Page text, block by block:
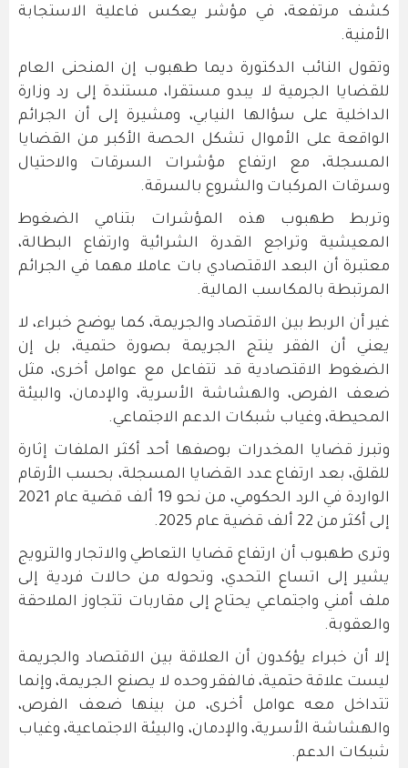
كشف مرتفعة، في مؤشر يعكس فاعلية الاستجابة
الأمنية.
وتقول النائب الدكتورة ديما طهبوب إن المنحنى العام
للقضايا الجرمية لا يبدو مستقرا، مستندة إلى رد وزارة
الداخلية على سؤالها النيابي، ومشيرة إلى أن الجرائم
الواقعة على الأموال تشكل الحصة الأكبر من القضايا
المسجلة، مع ارتفاع مؤشرات السرقات والاحتيال
وسرقات المركبات والشروع بالسرقة.
وتربط طهبوب هذه المؤشرات بتنامي الضغوط
المعيشية وتراجع القدرة الشرائية وارتفاع البطالة،
معتبرة أن البعد الاقتصادي بات عاملا مهما في الجرائم
المرتبطة بالمكاسب المالية.
غير أن الربط بين الاقتصاد والجريمة، كما يوضح خبراء، لا
يعني أن الفقر ينتج الجريمة بصورة حتمية، بل إن
الضغوط الاقتصادية قد تتفاعل مع عوامل أخرى، مثل
ضعف الفرص، والهشاشة الأسرية، والإدمان، والبيئة
المحيطة، وغياب شبكات الدعم الاجتماعي.
وتبرز قضايا المخدرات بوصفها أحد أكثر الملفات إثارة
للقلق، بعد ارتفاع عدد القضايا المسجلة، بحسب الأرقام
الواردة في الرد الحكومي، من نحو 19 ألف قضية عام 2021
إلى أكثر من 22 ألف قضية عام 2025.
وترى طهبوب أن ارتفاع قضايا التعاطي والاتجار والترويج
يشير إلى اتساع التحدي، وتحوله من حالات فردية إلى
ملف أمني واجتماعي يحتاج إلى مقاربات تتجاوز الملاحقة
والعقوبة.
إلا أن خبراء يؤكدون أن العلاقة بين الاقتصاد والجريمة
ليست علاقة حتمية، فالفقر وحده لا يصنع الجريمة، وإنما
تتداخل معه عوامل أخرى، من بينها ضعف الفرص،
والهشاشة الأسرية، والإدمان، والبيئة الاجتماعية، وغياب
شبكات الدعم.